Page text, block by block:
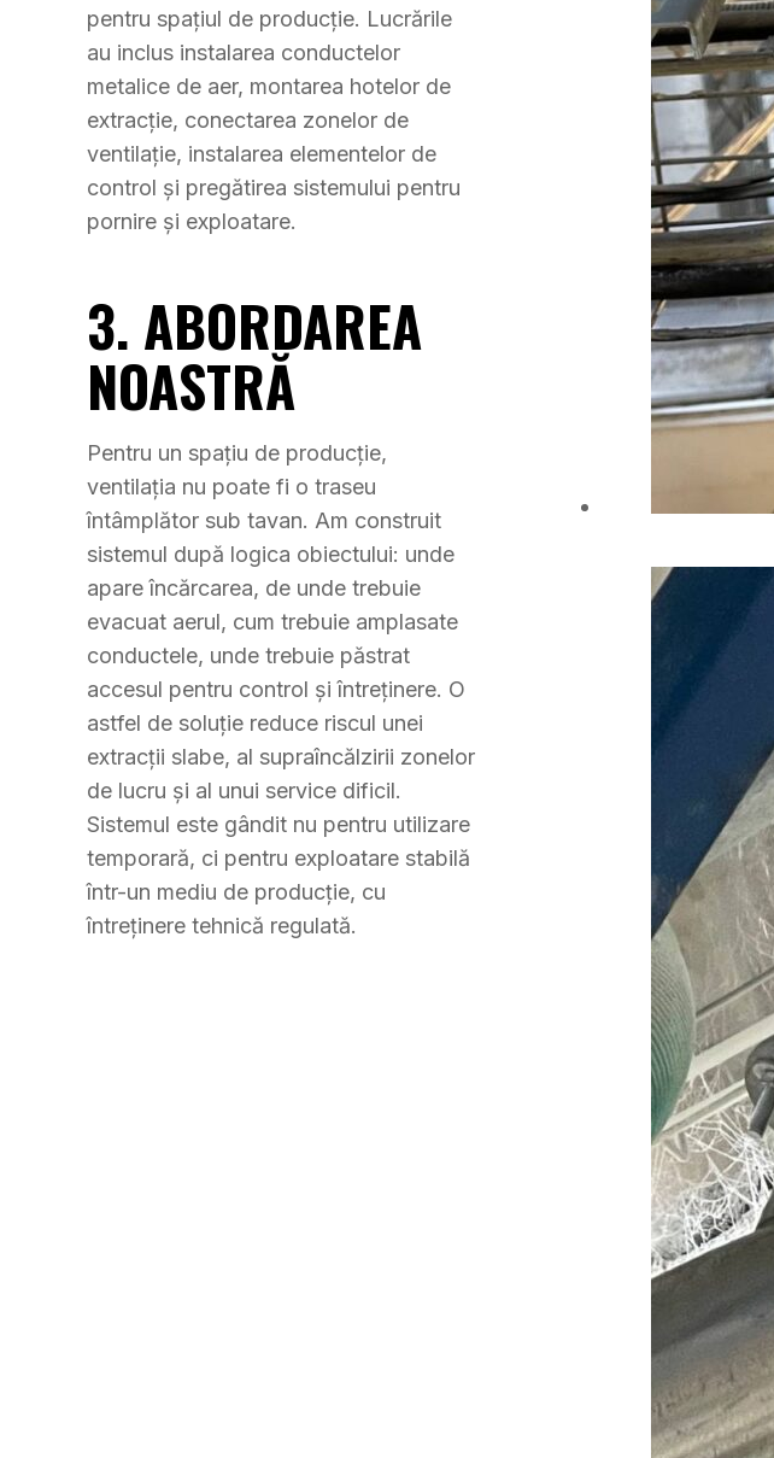
pentru spațiul de producție. Lucrările
au inclus instalarea conductelor
metalice de aer, montarea hotelor de
extracție, conectarea zonelor de
ventilație, instalarea elementelor de
control și pregătirea sistemului pentru
pornire și exploatare.
3. ABORDAREA
NOASTRĂ
Pentru un spațiu de producție,
ventilația nu poate fi o traseu
întâmplător sub tavan. Am construit
sistemul după logica obiectului: unde
apare încărcarea, de unde trebuie
evacuat aerul, cum trebuie amplasate
conductele, unde trebuie păstrat
accesul pentru control și întreținere. O
astfel de soluție reduce riscul unei
extracții slabe, al supraîncălzirii zonelor
de lucru și al unui service dificil.
Sistemul este gândit nu pentru utilizare
temporară, ci pentru exploatare stabilă
într-un mediu de producție, cu
întreținere tehnică regulată.